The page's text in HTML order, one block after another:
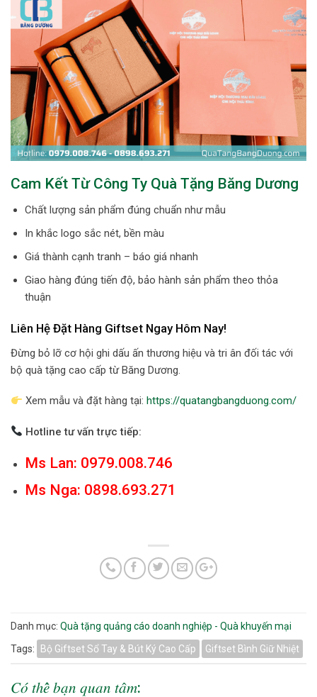
Cam Kết Từ Công Ty Quà Tặng Băng Dương
Chất lượng sản phẩm đúng chuẩn như mẫu
In khắc logo sắc nét, bền màu
Giá thành cạnh tranh – báo giá nhanh
Giao hàng đúng tiến độ, bảo hành sản phẩm theo thỏa
thuận
Liên Hệ Đặt Hàng Giftset Ngay Hôm Nay!
Đừng bỏ lỡ cơ hội ghi dấu ấn thương hiệu và tri ân đối tác với
bộ quà tặng cao cấp từ Băng Dương.
Xem mẫu và đặt hàng tại:https://quatangbangduong.com/
Hotline tư vấn trực tiếp:
Ms Lan: 0979.008.746
Ms Nga: 0898.693.271
Danh mục: Quà tặng quảng cáo doanh nghiệp - Quà khuyến mại
Tags:
Bộ Giftset Sổ Tay & Bút Ký Cao Cấp Giftset Bình Giữ Nhiệt
𝐶𝑜́ 𝑡ℎ𝑒̂̉ 𝑏𝑎̣𝑛 𝑞𝑢𝑎𝑛 𝑡𝑎̂𝑚: